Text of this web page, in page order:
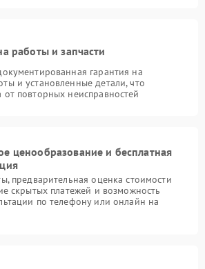
работы и запчасти
гарантия на
и установленные детали, что
повторных неисправностей
ценообразование и бесплатная
предварительная оценка стоимости
скрытых платежей и возможность
по телефону или онлайн на